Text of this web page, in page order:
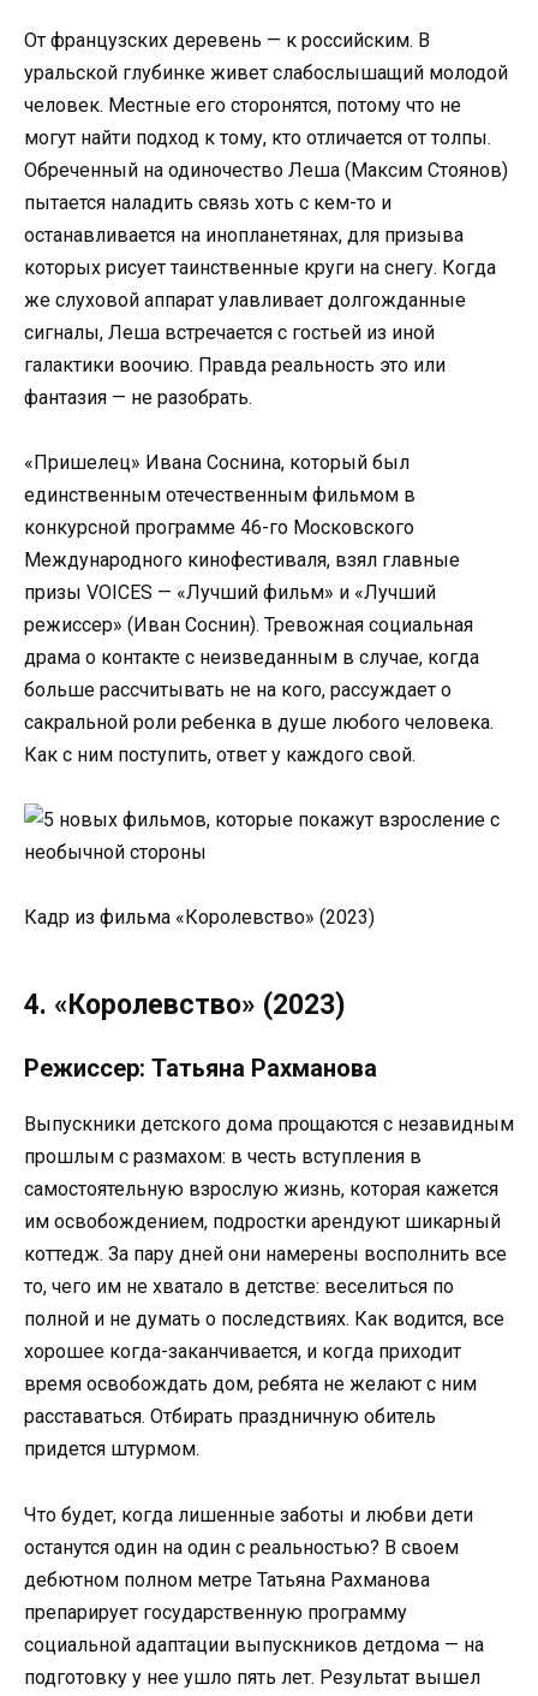
От французских деревень — к российским. В
уральской глубинке живет слабослышащий молодой
человек. Местные его сторонятся, потому что не
могут найти подход к тому, кто отличается от толпы.
Обреченный на одиночество Леша (Максим Стоянов)
пытается наладить связь хоть с кем-то и
останавливается на инопланетянах, для призыва
которых рисует таинственные круги на снегу. Когда
же слуховой аппарат улавливает долгожданные
сигналы, Леша встречается с гостьей из иной
галактики воочию. Правда реальность это или
фантазия — не разобрать.
«Пришелец» Ивана Соснина, который был
единственным отечественным фильмом в
конкурсной программе 46-го Московского
Международного кинофестиваля, взял главные
призы VOICES — «Лучший фильм» и «Лучший
режиссер» (Иван Соснин). Тревожная социальная
драма о контакте с неизведанным в случае, когда
больше рассчитывать не на кого, рассуждает о
сакральной роли ребенка в душе любого человека.
Как с ним поступить, ответ у каждого свой.
Кадр из фильма «Королевство» (2023)
4. «Королевство» (2023)
Режиссер: Татьяна Рахманова
Выпускники детского дома прощаются с незавидным
прошлым с размахом: в честь вступления в
самостоятельную взрослую жизнь, которая кажется
им освобождением, подростки арендуют шикарный
коттедж. За пару дней они намерены восполнить все
то, чего им не хватало в детстве: веселиться по
полной и не думать о последствиях. Как водится, все
хорошее когда-заканчивается, и когда приходит
время освобождать дом, ребята не желают с ним
расставаться. Отбирать праздничную обитель
придется штурмом.
Что будет, когда лишенные заботы и любви дети
останутся один на один с реальностью? В своем
дебютном полном метре Татьяна Рахманова
препарирует государственную программу
социальной адаптации выпускников детдома — на
подготовку у нее ушло пять лет. Результат вышел